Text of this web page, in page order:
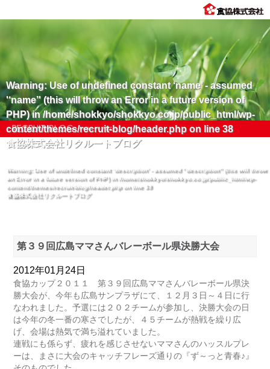
Warning: Use of undefined constant ‘name’ - assumed
'‘name’' (this will throw an Error in a future version of
PHP) in/home/shokkyo/shokkyo.co.jp/public_html/wp-
content/themes/recruit-blog/header.php on line38
食協株式会社リクルートブログ
Warning: Use of undefined constant ‘description’ - assumed '‘description’' (this will throw
an Error in a future version of PHP) in /home/shokkyo/shokkyo.co.jp/public_html/wp-
content/themes/recruit-blog/header.phpon line 39
食協株式会社リクルートブログ
第３９回広島ママさんバレーボール県決勝大会
2012年01月24日
食協カップ２０１１ 第３９回広島ママさんバレーボール県決
勝大会が、今年も広島サンプラザにて、１２月３日～４日に行
なわれました。予選には２０２チームが参加し、決勝大会の日
は今年の冬一番の寒さでしたが、４５チームが熱戦を繰り広
げ、会場は熱気で満ち溢れていました。
連戦にも係らず、疲れを感じさせないママさんのハッスルプレ
ーは、まさに大会のキャッチフレーズ通りの『ず～っと青春♪』